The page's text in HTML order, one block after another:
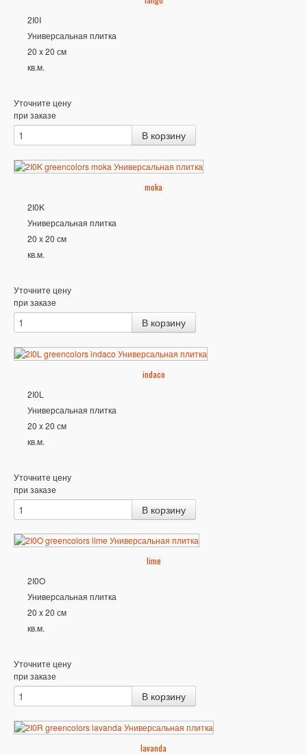
2I0I
Универсальная плитка
20 x 20 см
кв.м.
Уточните цену
при заказе
moka
2I0K
Универсальная плитка
20 x 20 см
кв.м.
Уточните цену
при заказе
indaco
2I0L
Универсальная плитка
20 x 20 см
кв.м.
Уточните цену
при заказе
lime
2I0O
Универсальная плитка
20 x 20 см
кв.м.
Уточните цену
при заказе
lavanda